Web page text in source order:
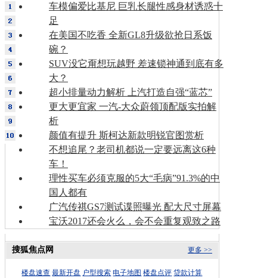
车模偏爱比基尼 巨乳长腿性感身材诱惑十
足
在美国不吃香 全新GL8升级欲抢日系饭
碗？
SUV没它甭想玩越野 差速锁神通到底有多
大？
超小排量动力解析 上汽打造自强“蓝芯”
更大更宜家 一汽-大众蔚领顶配版实拍解
析
颜值有提升 斯柯达新款明锐官图赏析
不想追尾？老司机都说一定要远离这6种
车！
理性买车必须克服的5大“毛病”91.3%的中
国人都有
广汽传祺GS7测试谍照曝光 配大尺寸屏幕
宝沃2017还会火么，会不会重复观致之路
更多 >>
搜狐焦点网
楼盘速查 最新开盘 户型搜索 电子地图 楼盘点评 贷款计算